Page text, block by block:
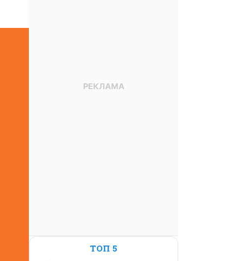
ТОП 5